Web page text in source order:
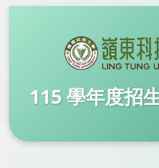
115 學年度招